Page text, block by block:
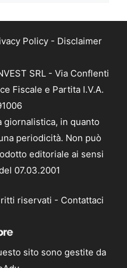
Policy - Disclaimer
SRL - Via Conflenti
Fiscale e Partita I.V.A.
giornalistica, in quanto
periodicità. Non può
editoriale ai sensi
07.03.2001
riservati - Contattaci
sito sono gestite da